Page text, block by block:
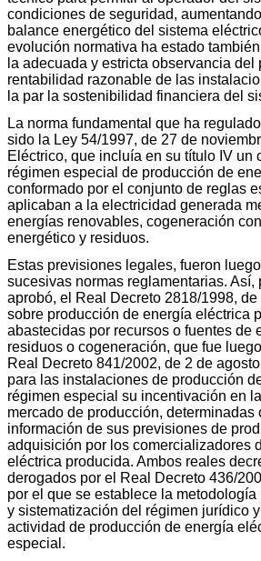
condiciones de seguridad,
balance energético del sistema
evolución normativa ha estado
la adecuada y estricta observancia del
rentabilidad razonable de las
la par la sostenibilidad financiera del
La norma fundamental que ha
sido la Ley 54/1997, de 27 de
Eléctrico, que incluía en su título IV un
régimen especial de producción de
conformado por el conjunto de reglas
aplicaban a la electricidad generada
energías renovables, cogeneración
energético y residuos.
Estas previsiones legales, fueron
sucesivas normas reglamentarias. Así,
aprobó, el Real Decreto 2818/1998,
sobre producción de energía eléctrica
abastecidas por recursos o fuentes de
residuos o cogeneración, que fue
Real Decreto 841/2002, de 2 de
para las instalaciones de producción
régimen especial su incentivación en
mercado de producción, determinadas
información de sus previsiones de
adquisición por los comercializadores
eléctrica producida. Ambos reales
derogados por el Real Decreto 436/
por el que se establece la
y sistematización del régimen jurídico
actividad de producción de energía
especial.